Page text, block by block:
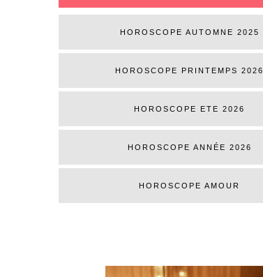
HOROSCOPE AUTOMNE 2025
HOROSCOPE PRINTEMPS 2026
HOROSCOPE ETE 2026
HOROSCOPE ANNÉE 2026
HOROSCOPE AMOUR